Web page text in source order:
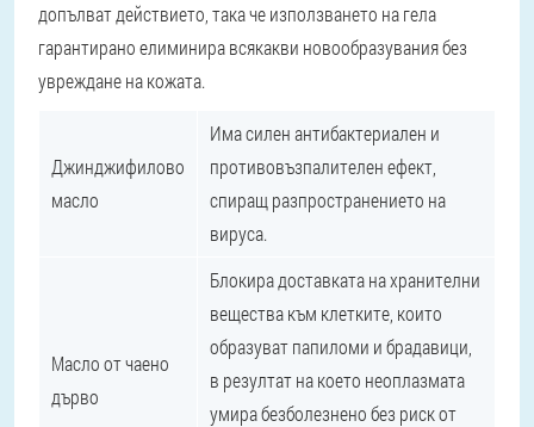
допълват действието, така че използването на гела
гарантирано елиминира всякакви новообразувания без
увреждане на кожата.
Джинджифилово
масло
Има силен антибактериален и
противовъзпалителен ефект,
спиращ разпространението на
вируса.
Масло от чаено
дърво
Блокира доставката на хранителни
вещества към клетките, които
образуват папиломи и брадавици,
в резултат на което неоплазмата
умира безболезнено без риск от